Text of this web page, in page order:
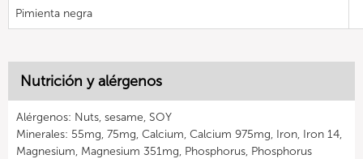
Pimienta negra
Nutrición y alérgenos
Alérgenos: Nuts, sesame, SOY
Minerales: 55mg, 75mg, Calcium, Calcium 975mg, Iron, Iron 14,
Magnesium, Magnesium 351mg, Phosphorus, Phosphorus